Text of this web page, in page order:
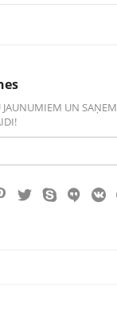
JAUNUMIEM UN SAŅEM